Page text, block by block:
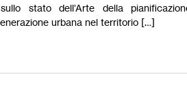
stato dell’Arte della
urbana nel territorio […]